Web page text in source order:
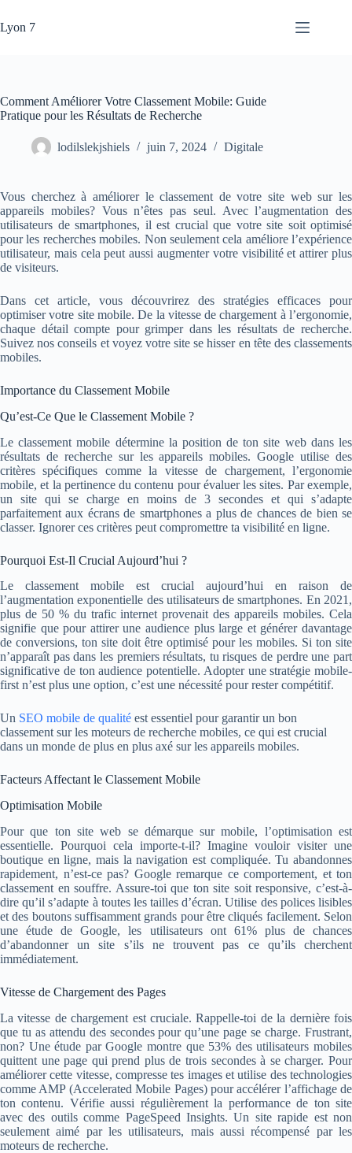
au
contenu
Lyon 7
Comment Améliorer Votre Classement Mobile: Guide
Pratique pour les Résultats de Recherche
lodilslekjshiels juin 7, 2024 Digitale
Vous cherchez à améliorer le classement de votre site web sur les
appareils mobiles? Vous n’êtes pas seul. Avec l’augmentation des
utilisateurs de smartphones, il est crucial que votre site soit optimisé
pour les recherches mobiles. Non seulement cela améliore l’expérience
utilisateur, mais cela peut aussi augmenter votre visibilité et attirer plus
de visiteurs.
Dans cet article, vous découvrirez des stratégies efficaces pour
optimiser votre site mobile. De la vitesse de chargement à l’ergonomie,
chaque détail compte pour grimper dans les résultats de recherche.
Suivez nos conseils et voyez votre site se hisser en tête des classements
mobiles.
Importance du Classement Mobile
Qu’est-Ce Que le Classement Mobile ?
Le classement mobile détermine la position de ton site web dans les
résultats de recherche sur les appareils mobiles. Google utilise des
critères spécifiques comme la vitesse de chargement, l’ergonomie
mobile, et la pertinence du contenu pour évaluer les sites. Par exemple,
un site qui se charge en moins de 3 secondes et qui s’adapte
parfaitement aux écrans de smartphones a plus de chances de bien se
classer. Ignorer ces critères peut compromettre ta visibilité en ligne.
Pourquoi Est-Il Crucial Aujourd’hui ?
Le classement mobile est crucial aujourd’hui en raison de
l’augmentation exponentielle des utilisateurs de smartphones. En 2021,
plus de 50 % du trafic internet provenait des appareils mobiles. Cela
signifie que pour attirer une audience plus large et générer davantage
de conversions, ton site doit être optimisé pour les mobiles. Si ton site
n’apparaît pas dans les premiers résultats, tu risques de perdre une part
significative de ton audience potentielle. Adopter une stratégie mobile-
first n’est plus une option, c’est une nécessité pour rester compétitif.
Un SEO mobile de qualité est essentiel pour garantir un bon
classement sur les moteurs de recherche mobiles, ce qui est crucial
dans un monde de plus en plus axé sur les appareils mobiles.
Facteurs Affectant le Classement Mobile
Optimisation Mobile
Pour que ton site web se démarque sur mobile, l’optimisation est
essentielle. Pourquoi cela importe-t-il? Imagine vouloir visiter une
boutique en ligne, mais la navigation est compliquée. Tu abandonnes
rapidement, n’est-ce pas? Google remarque ce comportement, et ton
classement en souffre. Assure-toi que ton site soit responsive, c’est-à-
dire qu’il s’adapte à toutes les tailles d’écran. Utilise des polices lisibles
et des boutons suffisamment grands pour être cliqués facilement. Selon
une étude de Google, les utilisateurs ont 61% plus de chances
d’abandonner un site s’ils ne trouvent pas ce qu’ils cherchent
immédiatement.
Vitesse de Chargement des Pages
La vitesse de chargement est cruciale. Rappelle-toi de la dernière fois
que tu as attendu des secondes pour qu’une page se charge. Frustrant,
non? Une étude par Google montre que 53% des utilisateurs mobiles
quittent une page qui prend plus de trois secondes à se charger. Pour
améliorer cette vitesse, compresse tes images et utilise des technologies
comme AMP (Accelerated Mobile Pages) pour accélérer l’affichage de
ton contenu. Vérifie aussi régulièrement la performance de ton site
avec des outils comme PageSpeed Insights. Un site rapide est non
seulement aimé par les utilisateurs, mais aussi récompensé par les
moteurs de recherche.